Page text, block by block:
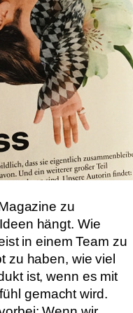
zu
hängt. Wie
in einem Team zu
zu haben, wie viel
ist, wenn es mit
gemacht wird.